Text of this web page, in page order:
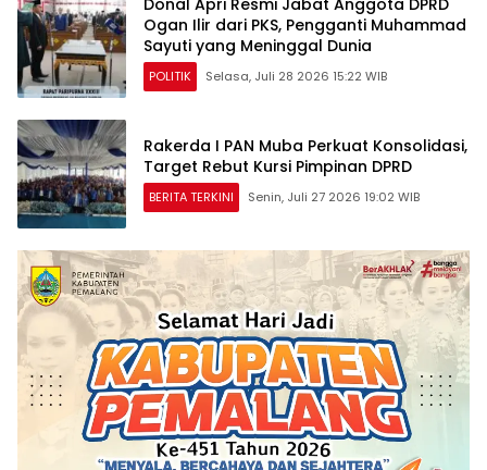
Donal Apri Resmi Jabat Anggota DPRD
Ogan Ilir dari PKS, Pengganti Muhammad
Sayuti yang Meninggal Dunia
POLITIK Selasa, Juli 28 2026 15:22 WIB
Rakerda I PAN Muba Perkuat Konsolidasi,
Target Rebut Kursi Pimpinan DPRD
BERITA TERKINI Senin, Juli 27 2026 19:02 WIB